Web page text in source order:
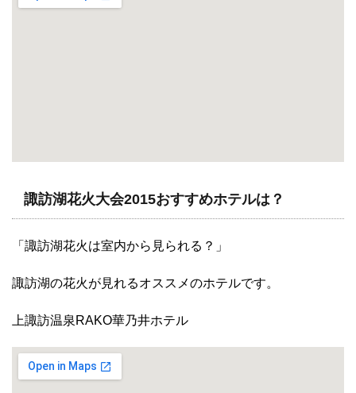
諏訪湖花火大会2015おすすめホテルは？
「諏訪湖花火は室内から見られる？」
諏訪湖の花火が見れるオススメのホテルです。
上諏訪温泉RAKO華乃井ホテル